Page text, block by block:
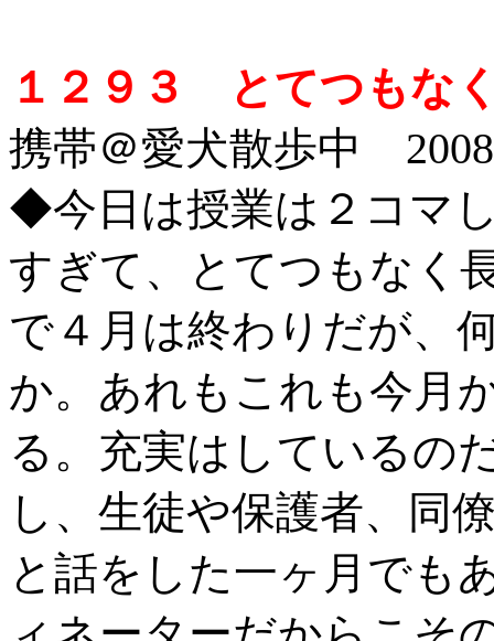
１２９３ とてつもな
携帯＠愛犬散歩中
◆今日は授業は２コマ
すぎて、とてつもなく
で４月は終わりだが、
か。あれもこれも今月
る。充実はしているの
し、生徒や保護者、同
と話をした一ヶ月でも